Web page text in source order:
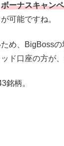
ボーナスキャン
可能ですね。
め、BigBoss
ド口座の方が
銘柄。